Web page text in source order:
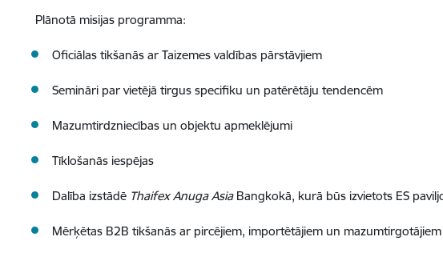
Plānotā misijas programma:
Oficiālas tikšanās ar Taizemes valdības pārstāvjiem
Semināri par vietējā tirgus specifiku un patērētāju tendencēm
Mazumtirdzniecības un objektu apmeklējumi
Tīklošanās iespējas
Dalība izstādē Thaifex Anuga AsiaBangkokā, kurā būs izvietots ES
Mērķētas B2B tikšanās ar pircējiem, importētājiem un